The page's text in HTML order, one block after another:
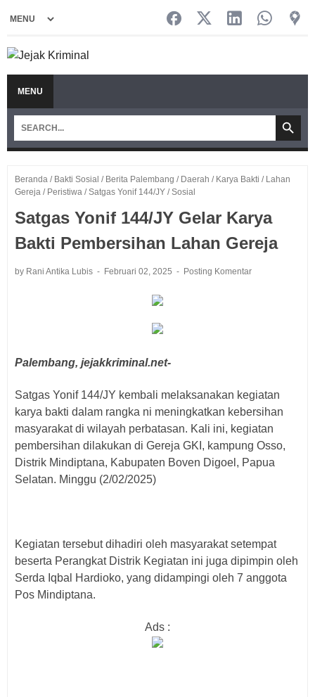
MENU
Beranda / Bakti Sosial / Berita Palembang / Daerah / Karya Bakti / Lahan
Gereja / Peristiwa /Satgas Yonif 144/JY /Sosial
Satgas Yonif 144/JY Gelar Karya
Bakti Pembersihan Lahan Gereja
by Rani Antika Lubis Februari 02, 2025 Posting Komentar
Palembang, jejakkriminal.net-
Satgas Yonif 144/JY kembali melaksanakan kegiatan
karya bakti dalam rangka ni meningkatkan kebersihan
masyarakat di wilayah perbatasan. Kali ini, kegiatan
pembersihan dilakukan di Gereja GKI, kampung Osso,
Distrik Mindiptana, Kabupaten Boven Digoel, Papua
Selatan. Minggu (2/02/2025)
Kegiatan tersebut dihadiri oleh masyarakat setempat
beserta Perangkat Distrik Kegiatan ini juga dipimpin oleh
Serda Iqbal Hardioko, yang didampingi oleh 7 anggota
Pos Mindiptana.
Ads :